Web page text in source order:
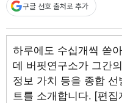
구글 선호 출처로 추가
하루에도 수십개씩 쏟
데 버핏연구소가 그간
정보 가치 등을 종합
트를 소개합니다. [편집